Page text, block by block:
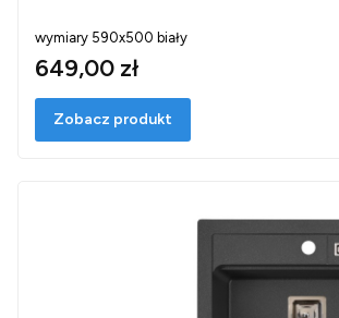
wymiary 590x500 biały
649,00 zł
Zobacz produkt